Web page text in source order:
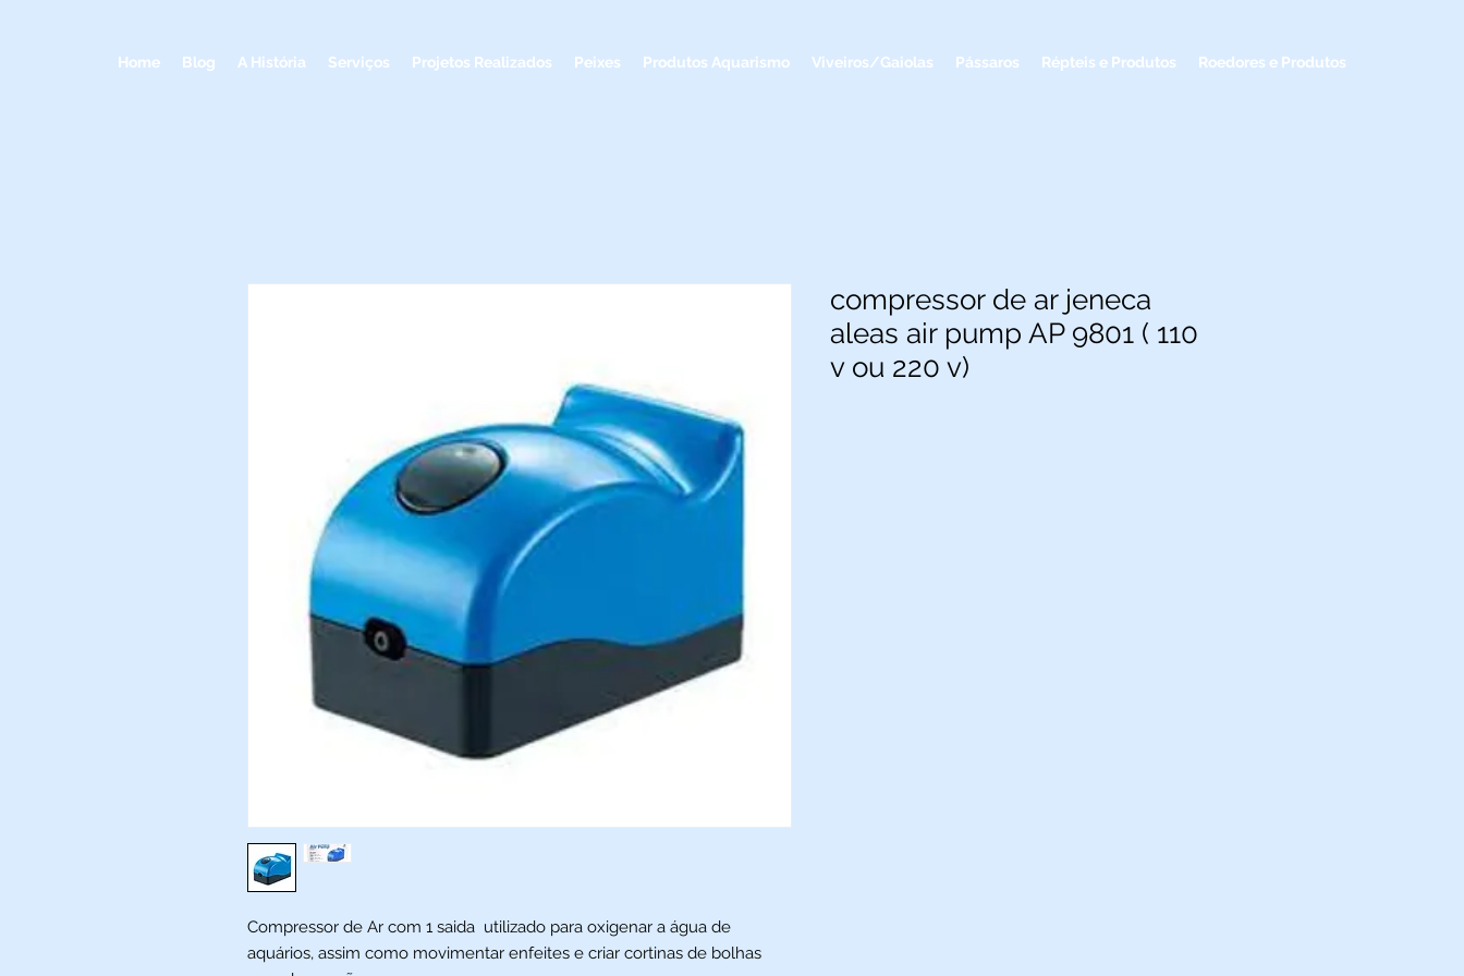
Home Blog A História Serviços Projetos Realizados Peixes Produtos Aquarismo Viveiros/Gaiolas Pássaros Répteis e Produtos Roedores e Produtos
Compressor de Ar com 1 saida utilizado para oxigenar a água de
aquários, assim como movimentar enfeites e criar cortinas de bolhas
compressor de ar jeneca
aleas air pump AP 9801 ( 110
v ou 220 v)